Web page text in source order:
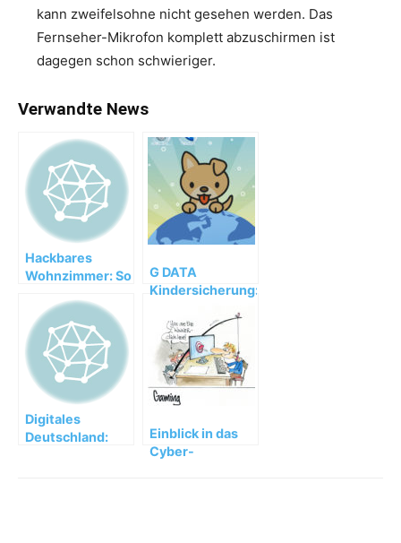
kann zweifelsohne nicht gesehen werden. Das
Fernseher-Mikrofon komplett abzuschirmen ist
dagegen schon schwieriger.
Verwandte News
Hackbares
Wohnzimmer: So
Home-
Entertainment-
Systeme
G DATA
Kindersicherung:
kleine Entdecker
Digitales
Deutschland:
Einblick in das
Cyber-